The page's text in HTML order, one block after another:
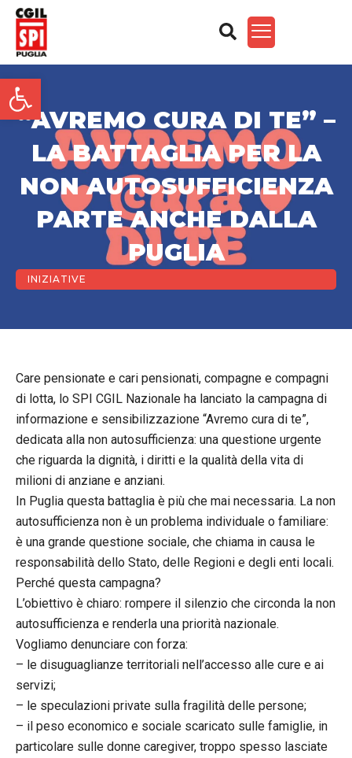
Apri la barra degli
“AVREMO CURA DI TE” –
LA BATTAGLIA PER LA
NON AUTOSUFFICIENZA
PARTE ANCHE DALLA
PUGLIA
INIZIATIVE
Care pensionate e cari pensionati, compagne e compagni
di lotta, lo SPI CGIL Nazionale ha lanciato la campagna di
informazione e sensibilizzazione “Avremo cura di te”,
dedicata alla non autosufficienza: una questione urgente
che riguarda la dignità, i diritti e la qualità della vita di
milioni di anziane e anziani.
In Puglia questa battaglia è più che mai necessaria. La non
autosufficienza non è un problema individuale o familiare:
è una grande questione sociale, che chiama in causa le
responsabilità dello Stato, delle Regioni e degli enti locali.
Perché questa campagna?
L’obiettivo è chiaro: rompere il silenzio che circonda la non
autosufficienza e renderla una priorità nazionale.
Vogliamo denunciare con forza:
– le disuguaglianze territoriali nell’accesso alle cure e ai
servizi;
– le speculazioni private sulla fragilità delle persone;
– il peso economico e sociale scaricato sulle famiglie, in
particolare sulle donne caregiver, troppo spesso lasciate